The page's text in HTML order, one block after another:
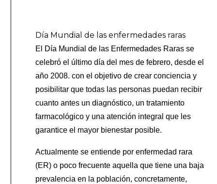
Día Mundial de las enfermedades raras
El Día Mundial de las Enfermedades Raras se
celebró el último día del mes de febrero, desde el
año 2008. con el objetivo de crear conciencia y
posibilitar que todas las personas puedan recibir
cuanto antes un diagnóstico, un tratamiento
farmacológico y una atención integral que les
garantice el mayor bienestar posible.
Actualmente se entiende por enfermedad rara
(ER) o poco frecuente aquella que tiene una baja
prevalencia en la población, concretamente,